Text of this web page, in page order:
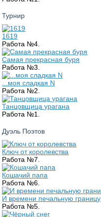
Турнир
1619
Работа №4.
Самая прекрасная буря
Работа №3.
...моя сладкая N
Работа №2.
Танцовщица урагана
Работа №1.
Дуэль Поэтов
Ключ от королевства
Работа №7.
Кошачий папа
Работа №6.
И времени печальную границу
Работа №5.